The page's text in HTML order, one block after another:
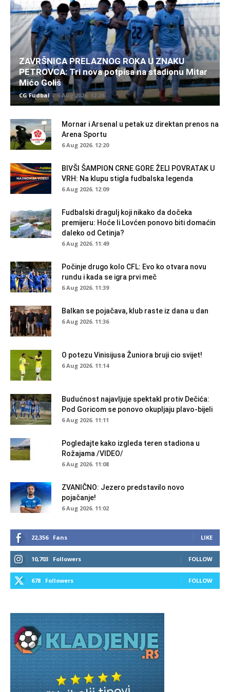
ZAVRŠNICA PRELAZNOG ROKA U ZNAKU
PETROVCA: Tri nova potpisa na stadionu Mitar
Mićo Goliš
CG Fudbal - 6 Aug 2026. 12:26
Mornar i Arsenal u petak uz direktan prenos na
Arena Sportu
6 Aug 2026. 12:20
BIVŠI ŠAMPION CRNE GORE ŽELI POVRATAK U
VRH: Na klupu stigla fudbalska legenda
6 Aug 2026. 12:09
Fudbalski dragulj koji nikako da dočeka
premijeru: Hoće li Lovćen ponovo biti domaćin
daleko od Cetinja?
6 Aug 2026. 11:49
Počinje drugo kolo CFL: Evo ko otvara novu
rundu i kada se igra prvi meč
6 Aug 2026. 11:39
Balkan se pojačava, klub raste iz dana u dan
6 Aug 2026. 11:36
O potezu Vinisijusa Žuniora bruji cio svijet!
6 Aug 2026. 11:14
Budućnost najavljuje spektakl protiv Dečića:
Pod Goricom se ponovo okupljaju plavo-bijeli
6 Aug 2026. 11:11
Pogledajte kako izgleda teren stadiona u
Rožajama /VIDEO/
6 Aug 2026. 11:08
ZVANIČNO: Jezero predstavilo novo
pojačanje!
6 Aug 2026. 11:02
22,356 Fans LIKE
10,703 Followers FOLLOW
678 Followers FOLLOW